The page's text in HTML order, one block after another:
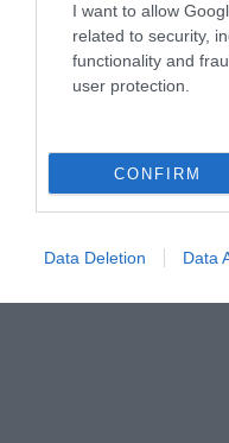
I want to allow
related to security,
functionality and
user protection.
CONFIRM
Data Deletion Data
A jetlag terhe a
repülőútra
Szerencsére ez
amivel
IFL Science.
Mit
jetlaget?